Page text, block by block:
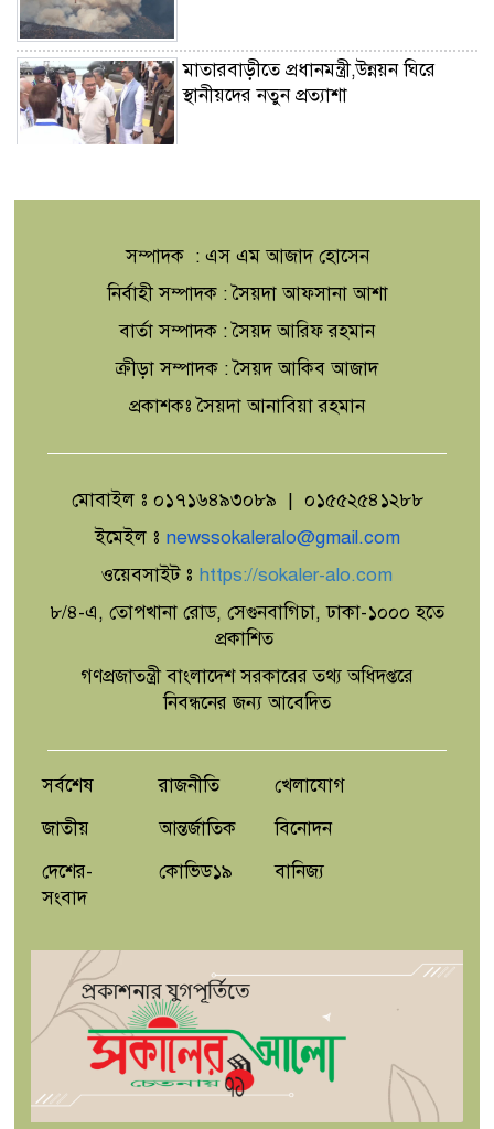
মাতারবাড়ীতে প্রধানমন্ত্রী,উন্নয়ন ঘিরে
স্থানীয়দের নতুন প্রত্যাশা
দলে আলীন অধিনায়ক
বাইডেনের ক্যান্সার আরও
অবসরপ্রাপ্তদের বন্ধন আরও দৃঢ় করার
প্রত্যয়ে সিএবির নিরাপত্তা শাখার
ইউএনওদের মানবিক প্রশাসনের আহ্বান
প্রধানমন্ত্রীর
চাঁপাইনবাবগঞ্জে জাল বিদেশী মুদ্রা তৈরীর
কারখানার সন্ধ্যান,বিপুল পরিমান মুদ্রা ও
সরঞ্জামসহ আটক ২
সম্পাদক : এস এম আজাদ হোসেন
নির্বাহী সম্পাদক : সৈয়দা আফসানা আশা
বার্তা সম্পাদক : সৈয়দ আরিফ রহমান
ক্রীড়া সম্পাদক : সৈয়দ আকিব আজাদ
প্রকাশকঃ সৈয়দা আনাবিয়া রহমান
মোবাইল ঃ ০১৭১৬৪৯৩০৮৯ | ০১৫৫২৫৪১২৮৮
ইমেইল ঃ newssokaleralo@gmail.com
ওয়েবসাইট ঃ https://sokaler-alo.com
৮/৪-এ, তোপখানা রোড, সেগুনবাগিচা, ঢাকা-১০০০ হতে
প্রকাশিত
গণপ্রজাতন্ত্রী বাংলাদেশ সরকারের তথ্য অধিদপ্তরে
নিবন্ধনের জন্য আবেদিত
সর্বশেষ
জাতীয়
দেশের-
সংবাদ
রাজনীতি
আন্তর্জাতিক
কোভিড১৯
খেলাযোগ
বিনোদন
বানিজ্য